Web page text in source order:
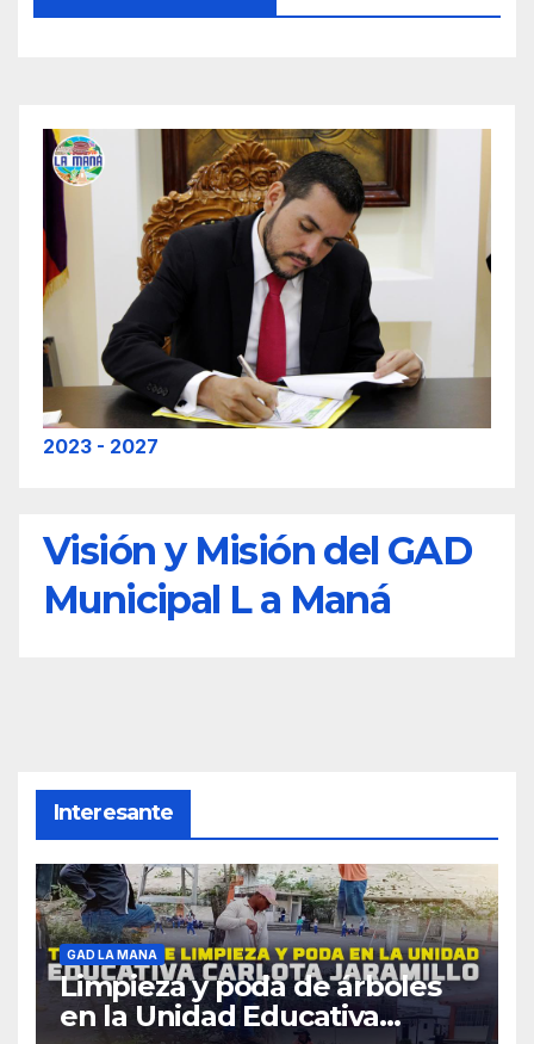
2023 - 2027
Visión y Misión del GAD
Municipal L a Maná
Interesante
GAD LA MANA
Limpieza y poda de árboles
en la Unidad Educativa